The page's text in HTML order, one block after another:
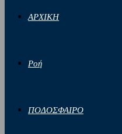
ΑΡΧΙΚΗ
Ροή
ΠΟΔΟΣΦΑΙΡΟ